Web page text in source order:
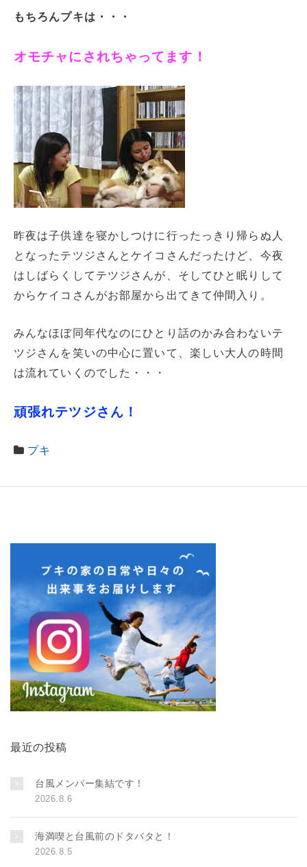
もちろんプキは・・・
オモチャにされちゃってます！
昨夜は子供達を寝かしつけに行ったっきり帰らぬ人
となったテツジさんとケイコさんだったけど、今夜
はしばらくしてテツジさんが、そしてひと眠りして
からケイコさんがお部屋から出てきて仲間入り。
みんなほぼ同年代なのにひとり話のかみ合わないテ
ツジさんを笑いの中心に置いて、楽しい大人の時間
は流れていくのでした・・・
頑張れテツジさん！
プキ
最近の投稿
台風メンバー集結です！
2026.8.6
海満喫と台風前のドタバタと！
2026.8.5